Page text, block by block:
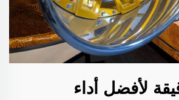
لأفضل أداء